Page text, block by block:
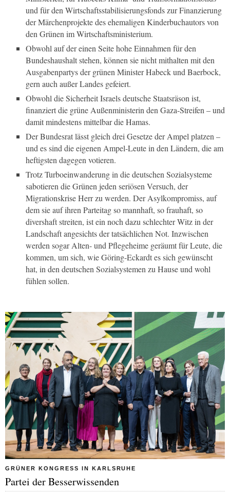
und für den Wirtschaftsstabilisierungsfonds zur Finanzierung
der Märchenprojekte des ehemaligen Kinderbuchautors von
den Grünen im Wirtschaftsministerium.
Obwohl auf der einen Seite hohe Einnahmen für den
Bundeshaushalt stehen, können sie nicht mithalten mit den
Ausgabenpartys der grünen Minister Habeck und Baerbock,
gern auch außer Landes gefeiert.
Obwohl die Sicherheit Israels deutsche Staatsräson ist,
finanziert die grüne Außenministerin den Gaza-Streifen – und
damit mindestens mittelbar die Hamas.
Der Bundesrat lässt gleich drei Gesetze der Ampel platzen –
und es sind die eigenen Ampel-Leute in den Ländern, die am
heftigsten dagegen votieren.
Trotz Turboeinwanderung in die deutschen Sozialsysteme
sabotieren die Grünen jeden seriösen Versuch, der
Migrationskrise Herr zu werden. Der Asylkompromiss, auf
dem sie auf ihren Parteitag so mannhaft, so frauhaft, so
divershaft streiten, ist ein noch dazu schlechter Witz in der
Landschaft angesichts der tatsächlichen Not. Inzwischen
werden sogar Alten- und Pflegeheime geräumt für Leute, die
kommen, um sich, wie Göring-Eckardt es sich gewünscht
hat, in den deutschen Sozialsystemen zu Hause und wohl
fühlen sollen.
GRÜNER KONGRESS IN KARLSRUHE
Partei der Besserwissenden